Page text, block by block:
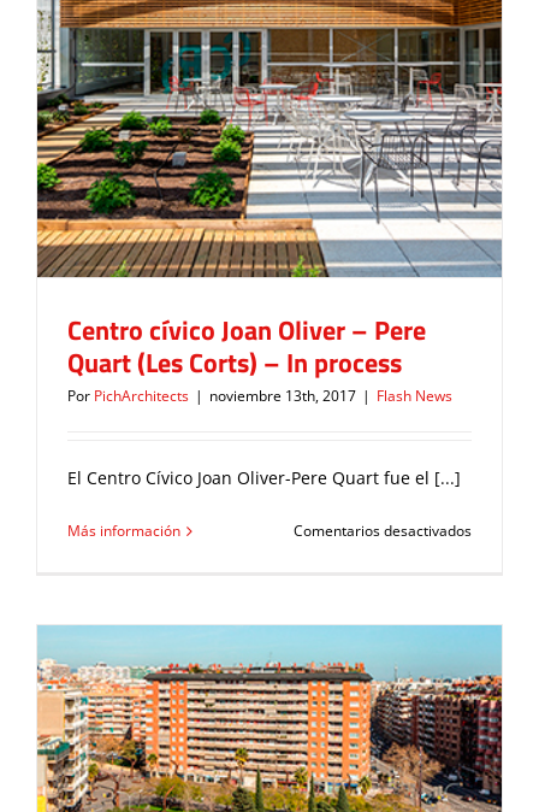
Centro cívico Joan Oliver – Pere Quart
(Les Corts) – In process
Flash News
Centro cívico Joan Oliver – Pere
Quart (Les Corts) – In process
Por PichArchitects | noviembre 13th, 2017 | Flash News
El Centro Cívico Joan Oliver-Pere Quart fue el [...]
Más información Comentarios desactivadosen
Quart
(Les
Corts)
–
In
process